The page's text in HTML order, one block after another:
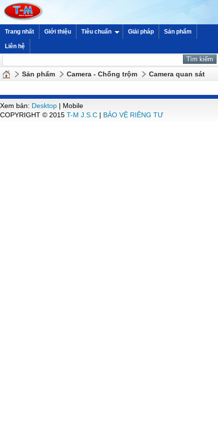
Trang nhất Giới thiệu Tiêu chuẩn Giải pháp Sản phẩm
Liên hệ
Sản phẩm Camera - Chống trộm Camera quan sát
Xem bản: Desktop | Mobile
COPYRIGHT © 2015 T-M J.S.C | BẢO VỆ RIÊNG TƯ